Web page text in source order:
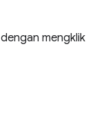
dengan mengklik